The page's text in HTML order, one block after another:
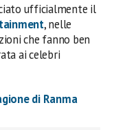
ufficialmente il
, nelle
che fanno ben
ai celebri
di Ranma